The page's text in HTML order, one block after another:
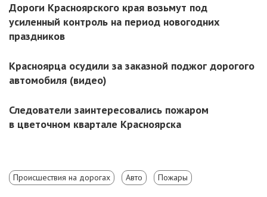
Дороги Красноярского края возьмут под
усиленный контроль на период новогодних
праздников
Красноярца осудили за заказной поджог дорогого
автомобиля (видео)
Следователи заинтересовались пожаром
в цветочном квартале Красноярска
Происшествия на дорогах Авто Пожары